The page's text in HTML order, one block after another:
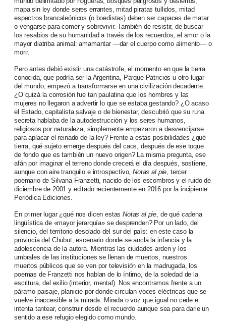
mapa sin ley donde seres errantes, mitad piratas tullidos, mitad
espectros brancaleónicos (o boedistas) deben ser capaces de matar
o vengarse para comer y sobrevivir. También de resistir, de buscar
los resabios de su humanidad a través de los recuerdos, el amor o la
mayor diatriba animal: amamantar —dar el cuerpo como alimento— o
morir.
Pero antes debió existir una catástrofe, el momento en que la tierra
conocida, que podría ser la Argentina, Parque Patricios u otro lugar
del mundo, empezó a transformarse en una civilización decadente.
¿O quizá la corrosión fue tan paulatina que los hombres y las
mujeres no llegaron a advertir lo que se estaba gestando? ¿O acaso
el Estado, capitalista salvaje o de bienestar, descubrió que su runa
secreta hablaba de la autodestrucción y los seres humanos,
religiosos por naturaleza, simplemente empezaron a desvencijarse
para aplacar el reinado de la ley? Frente a estas posibilidades ¿qué
tierra, qué sujeto emerge después del caos, después de ese toque
de fondo que es también un nuevo origen? La misma pregunta, ese
afán por imaginar el terreno donde crecerá el día después, sostiene,
aunque con aire tranquilo e introspectivo,Notas al pie, tercer
poemario de Silvana Franzetti, nacido de los escombros y el ruido de
diciembre de 2001 y editado recientemente en 2016 por la incipiente
Periódica Ediciones.
En primer lugar ¿qué nos dicen estasNotas al pie, de qué cadena
lingüística de «mayor jerarquía» se desprenden? Por un lado, del
silencio, del territorio desolado del sur del país: en este caso la
provincia del Chubut, escenario donde se ancla la infancia y la
adolescencia de la autora. Mientras las ciudades arden y los
umbrales de las instituciones se llenan de muertos, nuestros
muertos públicos que se ven por televisión en la madrugada, los
poemas de Franzetti nos hablan de lo íntimo, de la soledad de la
escritura, del exilio (interior, mental). Nos encontramos frente a un
páramo paisaje, planicie por donde circulan voces eléctricas que se
vuelve inaccesible a la mirada. Mirada o voz que igual no cede e
intenta tantear, construir desde el recuerdo aunque sea para darle un
sentido a ese refugio elegido como mundo.